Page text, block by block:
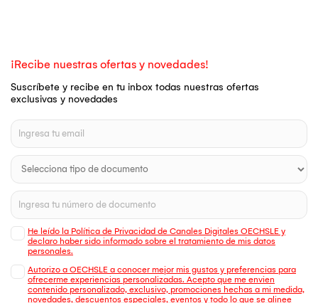
¡Recibe nuestras ofertas y novedades!
Suscríbete y recibe en tu inbox todas nuestras ofertas
exclusivas y novedades
He leído la Política de Privacidad de Canales Digitales OECHSLE y
declaro haber sido informado sobre el tratamiento de mis datos
personales.
Autorizo a OECHSLE a conocer mejor mis gustos y preferencias para
ofrecerme experiencias personalizadas. Acepto que me envien
contenido personalizado, exclusivo, promociones hechas a mi medida,
novedades, descuentos especiales, eventos y todo lo que se alinee